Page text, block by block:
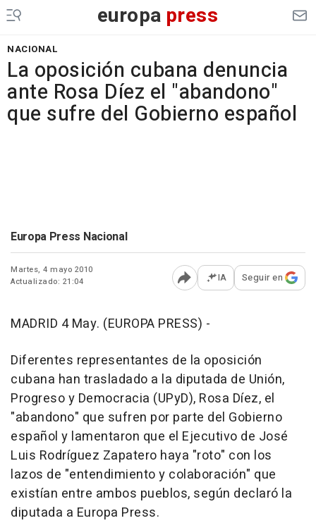
europa press
NACIONAL
La oposición cubana denuncia
ante Rosa Díez el "abandono"
que sufre del Gobierno español
Europa Press Nacional
Martes, 4 mayo 2010
Actualizado: 21:04
Abrir opciones para
IA Seguir en
MADRID 4 May. (EUROPA PRESS) -
Diferentes representantes de la oposición
cubana han trasladado a la diputada de Unión,
Progreso y Democracia (UPyD), Rosa Díez, el
"abandono" que sufren por parte del Gobierno
español y lamentaron que el Ejecutivo de José
Luis Rodríguez Zapatero haya "roto" con los
lazos de "entendimiento y colaboración" que
existían entre ambos pueblos, según declaró la
diputada a Europa Press.